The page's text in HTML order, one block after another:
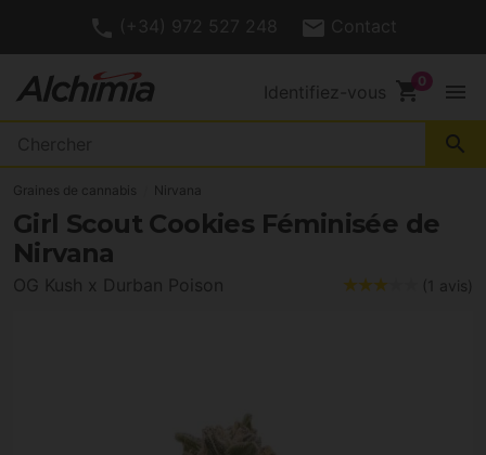
(+34) 972 527 248 Contact
Identifiez-vous shopping_cart menu
search
Graines de cannabis Nirvana
Girl Scout Cookies Féminisée de
Nirvana
OG Kush x Durban Poison (1 avis)